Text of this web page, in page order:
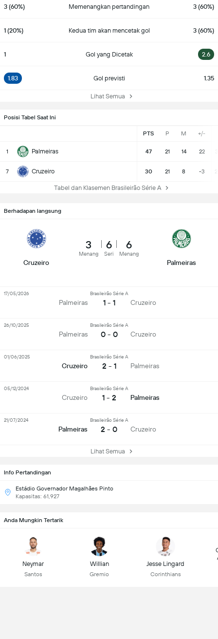
3 (60%) Memenangkan pertandingan 3 (60%)
1 (20%) Kedua tim akan mencetak gol 3 (60%)
1 Gol yang Dicetak 2.6
1.83 Gol previsti 1.35
Lihat Semua
Posisi Tabel Saat Ini
PTS P M +/-
1 Palmeiras 47 21 14 22
7 Cruzeiro 30 21 8 -3
Tabel dan Klasemen Brasileirão Série A
Info Pertandingan
Estádio Governador Magalhães Pinto
Kapasitas: 61,927
Berhadapan langsung
Cruzeiro
3
Menang
6
Seri
6
Menang
Palmeiras
Palmeiras
Brasileirão Série A
1 - 1 Cruzeiro
17/05/2026
Palmeiras
Brasileirão Série A
0 - 0 Cruzeiro
26/10/2025
Cruzeiro
Brasileirão Série A
2 - 1 Palmeiras
01/06/2025
Cruzeiro
Brasileirão Série A
1 - 2 Palmeiras
05/12/2024
Palmeiras
Brasileirão Série A
2 - 0 Cruzeiro
21/07/2024
Lihat Semua
Anda Mungkin Tertarik
Neymar
Santos
Willian
Gremio
Jesse Lingard
Corinthians